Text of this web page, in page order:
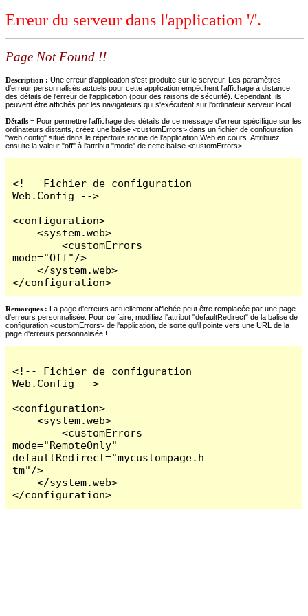
Erreur du serveur dans l'application '/'.
Page Not Found !!
Description : Une erreur d'application s'est produite sur le serveur. Les paramètres
d'erreur personnalisés actuels pour cette application empêchent l'affichage à distance
des détails de l'erreur de l'application (pour des raisons de sécurité). Cependant, ils
peuvent être affichés par les navigateurs qui s'exécutent sur l'ordinateur serveur local.
Détails = Pour permettre l'affichage des détails de ce message d'erreur spécifique sur les
ordinateurs distants, créez une balise <customErrors> dans un fichier de configuration
"web.config" situé dans le répertoire racine de l'application Web en cours. Attribuez
ensuite la valeur "off" à l'attribut "mode" de cette balise <customErrors>.
<!-- Fichier de configuration
Web.Config -->
<configuration>
    <system.web>
        <customErrors
mode="Off"/>
    </system.web>
</configuration>
Remarques : La page d'erreurs actuellement affichée peut être remplacée par une page
d'erreurs personnalisée. Pour ce faire, modifiez l'attribut "defaultRedirect" de la balise de
configuration <customErrors> de l'application, de sorte qu'il pointe vers une URL de la
page d'erreurs personnalisée !
<!-- Fichier de configuration
Web.Config -->
<configuration>
    <system.web>
        <customErrors
mode="RemoteOnly"
defaultRedirect="mycustompage.h
tm"/>
    </system.web>
</configuration>